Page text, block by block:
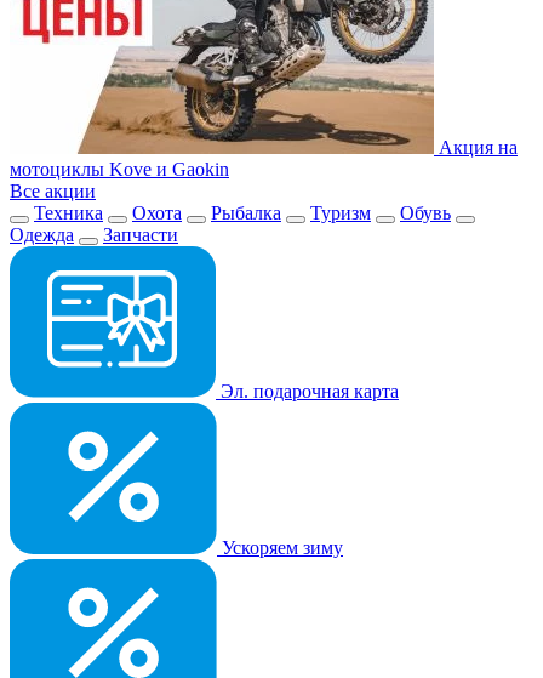
Акция на
мотоциклы Kove и Gaokin
Все акции
Техника
Охота Рыбалка Туризм
Обувь
Одежда
Запчасти
Эл. подарочная карта
Ускоряем зиму